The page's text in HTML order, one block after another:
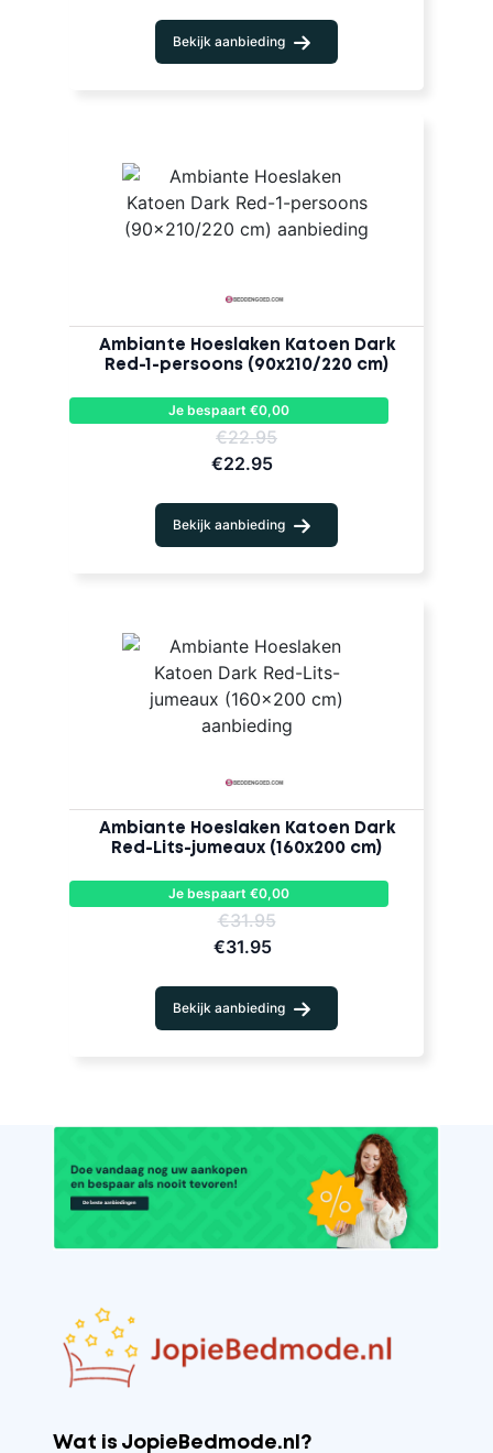
Bekijk aanbieding
Ambiante Hoeslaken Katoen Dark
Red-1-persoons (90x210/220 cm)
Je bespaart €0,00
€22.95
€22.95
Bekijk aanbieding
Ambiante Hoeslaken Katoen Dark
Red-Lits-jumeaux (160x200 cm)
Je bespaart €0,00
€31.95
€31.95
Bekijk aanbieding
Wat is JopieBedmode.nl?